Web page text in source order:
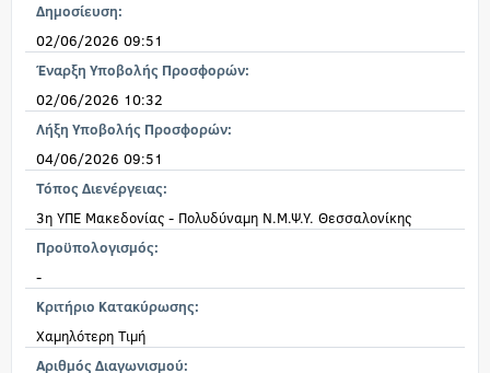
Δημοσίευση:
02/06/2026 09:51
Έναρξη Υποβολής Προσφορών:
02/06/2026 10:32
Λήξη Υποβολής Προσφορών:
04/06/2026 09:51
Τόπος Διενέργειας:
3η ΥΠΕ Μακεδονίας - Πολυδύναμη Ν.Μ.Ψ.Υ. Θεσσαλονίκης
Προϋπολογισμός:
-
Κριτήριο Κατακύρωσης:
Χαμηλότερη Τιμή
Αριθμός Διαγωνισμού: